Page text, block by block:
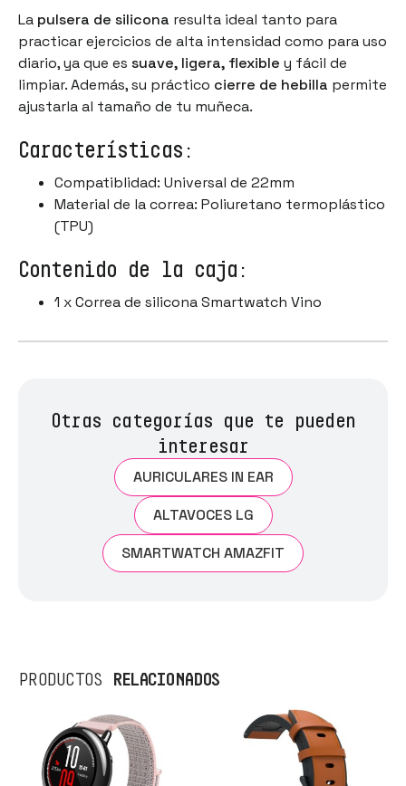
La pulsera de silicona resulta ideal tanto para
practicar ejercicios de alta intensidad como para uso
diario, ya que es suave, ligera, flexible y fácil de
limpiar. Además, su práctico cierre de hebilla permite
ajustarla al tamaño de tu muñeca.
Características:
Compatiblidad: Universal de 22mm
Material de la correa: Poliuretano termoplástico
(TPU)
Contenido de la caja:
1 x Correa de silicona Smartwatch Vino
Otras categorías que te pueden
interesar
AURICULARES IN EAR
ALTAVOCES LG
SMARTWATCH AMAZFIT
PRODUCTOS RELACIONADOS